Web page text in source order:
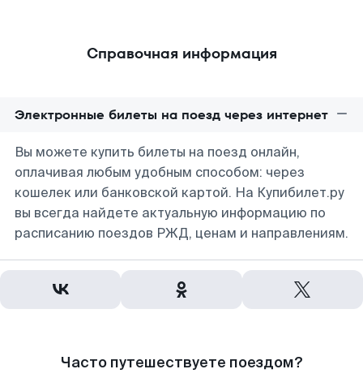
Справочная информация
Электронные билеты на поезд через интернет
Вы можете купить билеты на поезд онлайн,
оплачивая любым удобным способом: через
кошелек или банковской картой. На Купибилет.ру
вы всегда найдете актуальную информацию по
расписанию поездов РЖД, ценам и направлениям.
Часто путешествуете поездом?